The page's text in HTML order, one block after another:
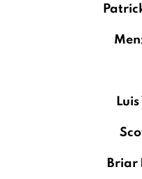
Briar